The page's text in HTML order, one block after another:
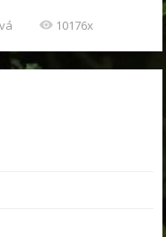
10176x